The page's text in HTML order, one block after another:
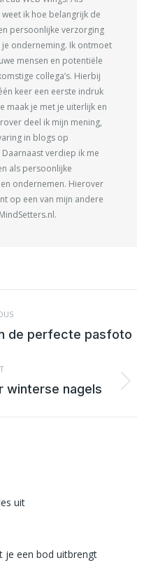
ik hoe belangrijk de
persoonlijke verzorging
je onderneming. Ik ontmoet
mensen en potentiële
collega’s. Hierbij
keer een eerste indruk
maak je met je uiterlijk en
deel ik mijn mening,
in blogs op
verdiep ik me
als persoonlijke
ondernemen. Hierover
op een van mijn andere
de perfecte pasfoto
winterse nagels
uit
je een bod uitbrengt